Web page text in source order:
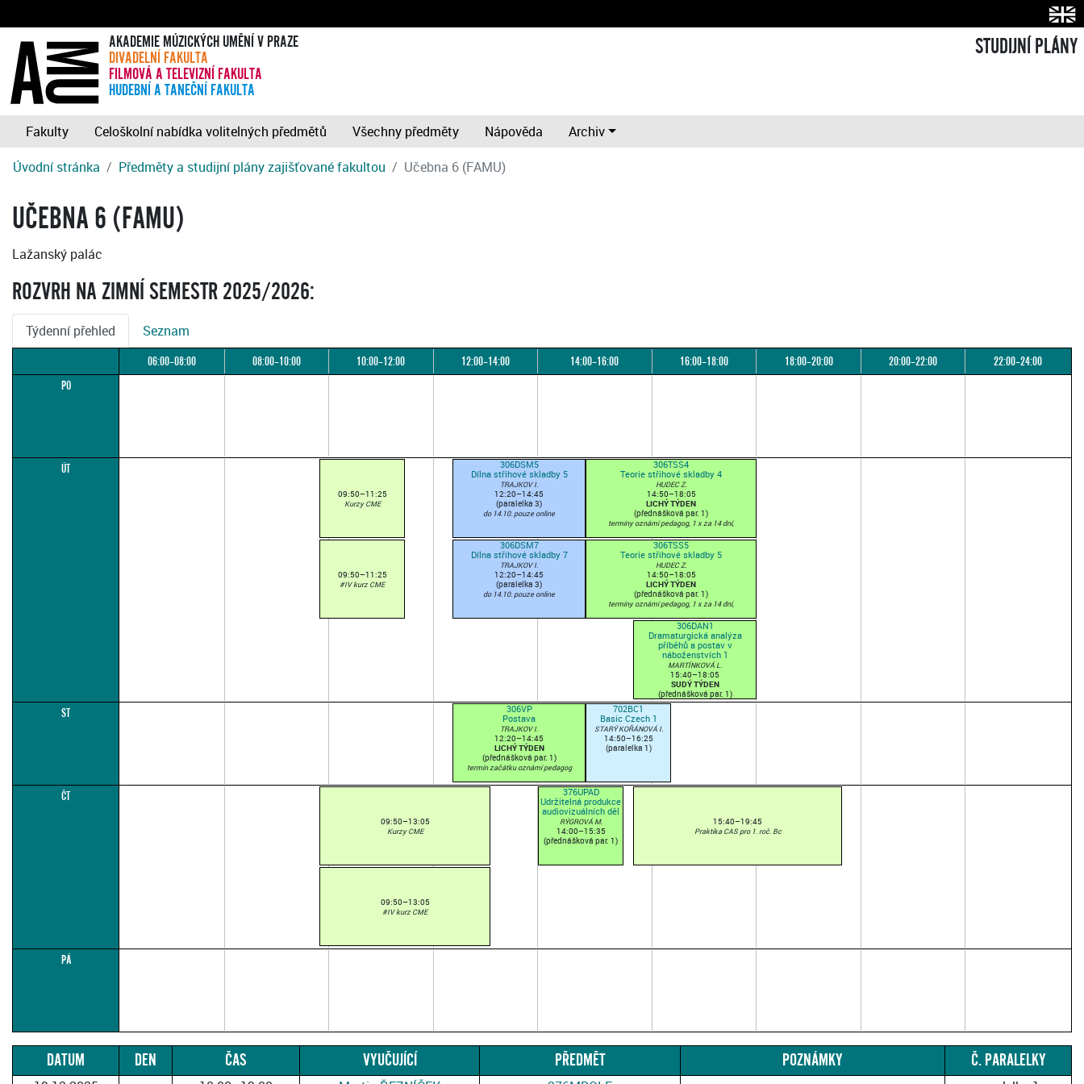
AKADEMIE MÚZICKÝCH UMĚNÍ V PRAZE
DIVADELNÍ FAKULTA
FILMOVÁ A TELEVIZNÍ FAKULTA
HUDEBNÍ A TANEČNÍ FAKULTA
STUDIJNÍ PLÁNY
Fakulty Celoškolní nabídka volitelných předmětů Všechny předměty Nápověda
Archiv
Úvodní stránka
Předměty a studijní plány zajišťované fakultou Učebna 6 (FAMU)
UČEBNA 6 (FAMU)
Lažanský palác
ROZVRH NA ZIMNÍ SEMESTR 2025/2026:
Týdenní přehled Seznam
06:00–08:00 08:00–10:00 10:00–12:00 12:00–14:00 14:00–16:00 16:00–18:00 18:00–20:00 20:00–22:00
22:00–24:00
PO
ÚT
09:50–11:25
Kurzy CME
306DSM5
Dílna střihové skladby 5
TRAJKOV I.
12:20–14:45
(paralelka 3)
do 14.10. pouze online
306TSS4
Teorie střihové skladby 4
HUDEC Z.
14:50–18:05
LICHÝ TÝDEN
(přednášková par. 1)
termíny oznámí pedagog, 1 x za 14 dní,
09:50–11:25
#IV kurz CME
306DSM7
Dílna střihové skladby 7
TRAJKOV I.
12:20–14:45
(paralelka 3)
do 14.10. pouze online
306TSS5
Teorie střihové skladby 5
HUDEC Z.
14:50–18:05
LICHÝ TÝDEN
(přednášková par. 1)
termíny oznámí pedagog, 1 x za 14 dní,
306DAN1
Dramaturgická analýza
příběhů a postav v
náboženstvích 1
MARTÍNKOVÁ L.
15:40–18:05
SUDÝ TÝDEN
(přednášková par. 1)
1 x za 14 dní
ST
306VP
Postava
TRAJKOV I.
12:20–14:45
LICHÝ TÝDEN
(přednášková par. 1)
termín začátku oznámí pedagog
702BC1
Basic Czech 1
STARÝ KOŘÁNOVÁ I.
14:50–16:25
(paralelka 1)
ČT
09:50–13:05
Kurzy CME
376UPAD
Udržitelná produkce
audiovizuálních děl
RÝGROVÁ M.
14:00–15:35
(přednášková par. 1)
15:40–19:45
Praktika CAS pro 1. roč. Bc
09:50–13:05
#IV kurz CME
PÁ
DATUM DEN ČAS VYUČUJÍCÍ PŘEDMĚT POZNÁMKY Č. PARALELKY